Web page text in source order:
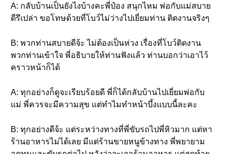
A: กลับบ้านเป็นยังไงบ้างคะพี่ป๋อง สนุกไหม พ่อกับแม่สบาย
ดีรึเปล่า ขอโทษด้วยที่โบว์ไม่ว่างไปเยี่ยมท่าน ติดงานจริงๆ
B: พวกท่านสบายดีจ้ะ ไม่ต้องเป็นห่วง เรื่องที่โบว์ติดงาน
พวกท่านเข้าใจ พี่อธิบายให้ท่านฟังแล้ว ท่านบอกว่าเอาไว้
คราวหน้าก็ได้
A: ทุกอย่างก็ดูจะเรียบร้อยดี พี่ก็ได้กลับบ้านไปเยี่ยมพ่อกับ
แม่ พี่ควรจะมีความสุข แต่ทำไมทำหน้าบึ้งแบบนี้ละคะ
B: ทุกอย่างดีจ้ะ แต่ระหว่างทางที่พี่ขับรถไปพี่หิวมาก แต่หา
ร้านอาหารไม่ได้เลย มีแต่ร้านขายหนูข้างทาง พี่พยายาม